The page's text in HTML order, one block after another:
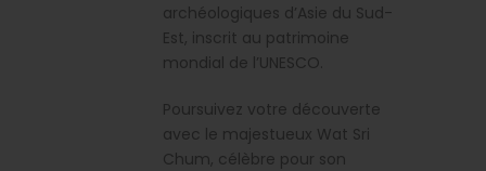
archéologiques d’Asie du Sud-
Est, inscrit au patrimoine
mondial de l’UNESCO.
Poursuivez votre découverte
avec le majestueux Wat Sri
Chum, célèbre pour son